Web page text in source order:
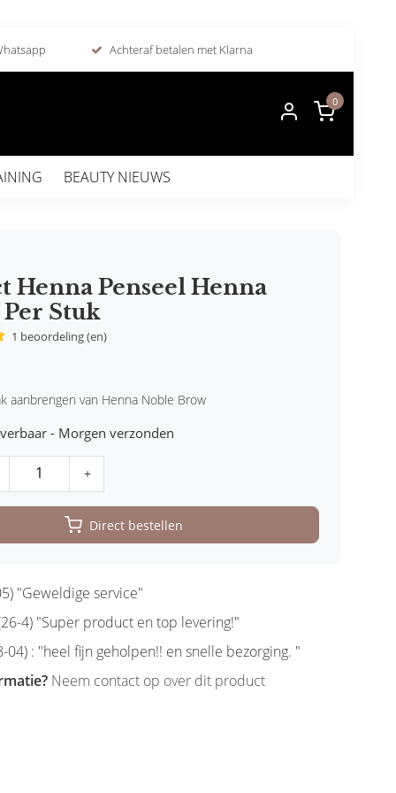
Achteraf betalen met Klarna
0
BEAUTY NIEUWS
Henna Penseel Henna
Stuk
1 beoordeling (en)
aanbrengen van Henna Noble Brow
- Morgen verzonden
+
Direct bestellen
"Geweldige service"
4) "Super product en top levering!"
04) : "heel fijn geholpen!! en snelle bezorging. "
Neem contact op over dit product